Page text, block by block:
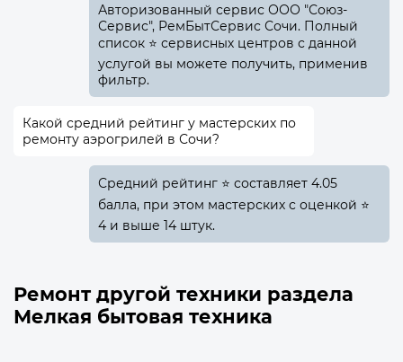
Авторизованный сервис ООО "Союз-
Сервис", РемБытСервис Сочи. Полный
список ⭐ сервисных центров с данной
услугой вы можете получить, применив
фильтр.
Какой средний рейтинг у мастерских по
ремонту аэрогрилей в Сочи?
Средний рейтинг ⭐ составляет 4.05
балла, при этом мастерских с оценкой ⭐
4 и выше 14 штук.
Ремонт другой техники раздела
Мелкая бытовая техника